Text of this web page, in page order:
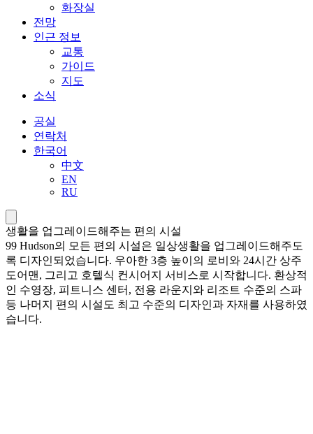
화장실
전망
인근 정보
교통
가이드
지도
소식
공실
연락처
한국어
中文
EN
RU
생활을 업그레이드해주는 편의 시설
99 Hudson의 모든 편의 시설은 일상생활을 업그레이드해주도
록 디자인되었습니다. 우아한 3층 높이의 로비와 24시간 상주
도어맨, 그리고 호텔식 컨시어지 서비스로 시작합니다. 환상적
인 수영장, 피트니스 센터, 전용 라운지와 리조트 수준의 스파
등 나머지 편의 시설도 최고 수준의 디자인과 자재를 사용하였
습니다.